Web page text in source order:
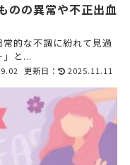
のの異常や不正出血
的な不調に紛れて見過
」と...
更新日： 2025.11.11